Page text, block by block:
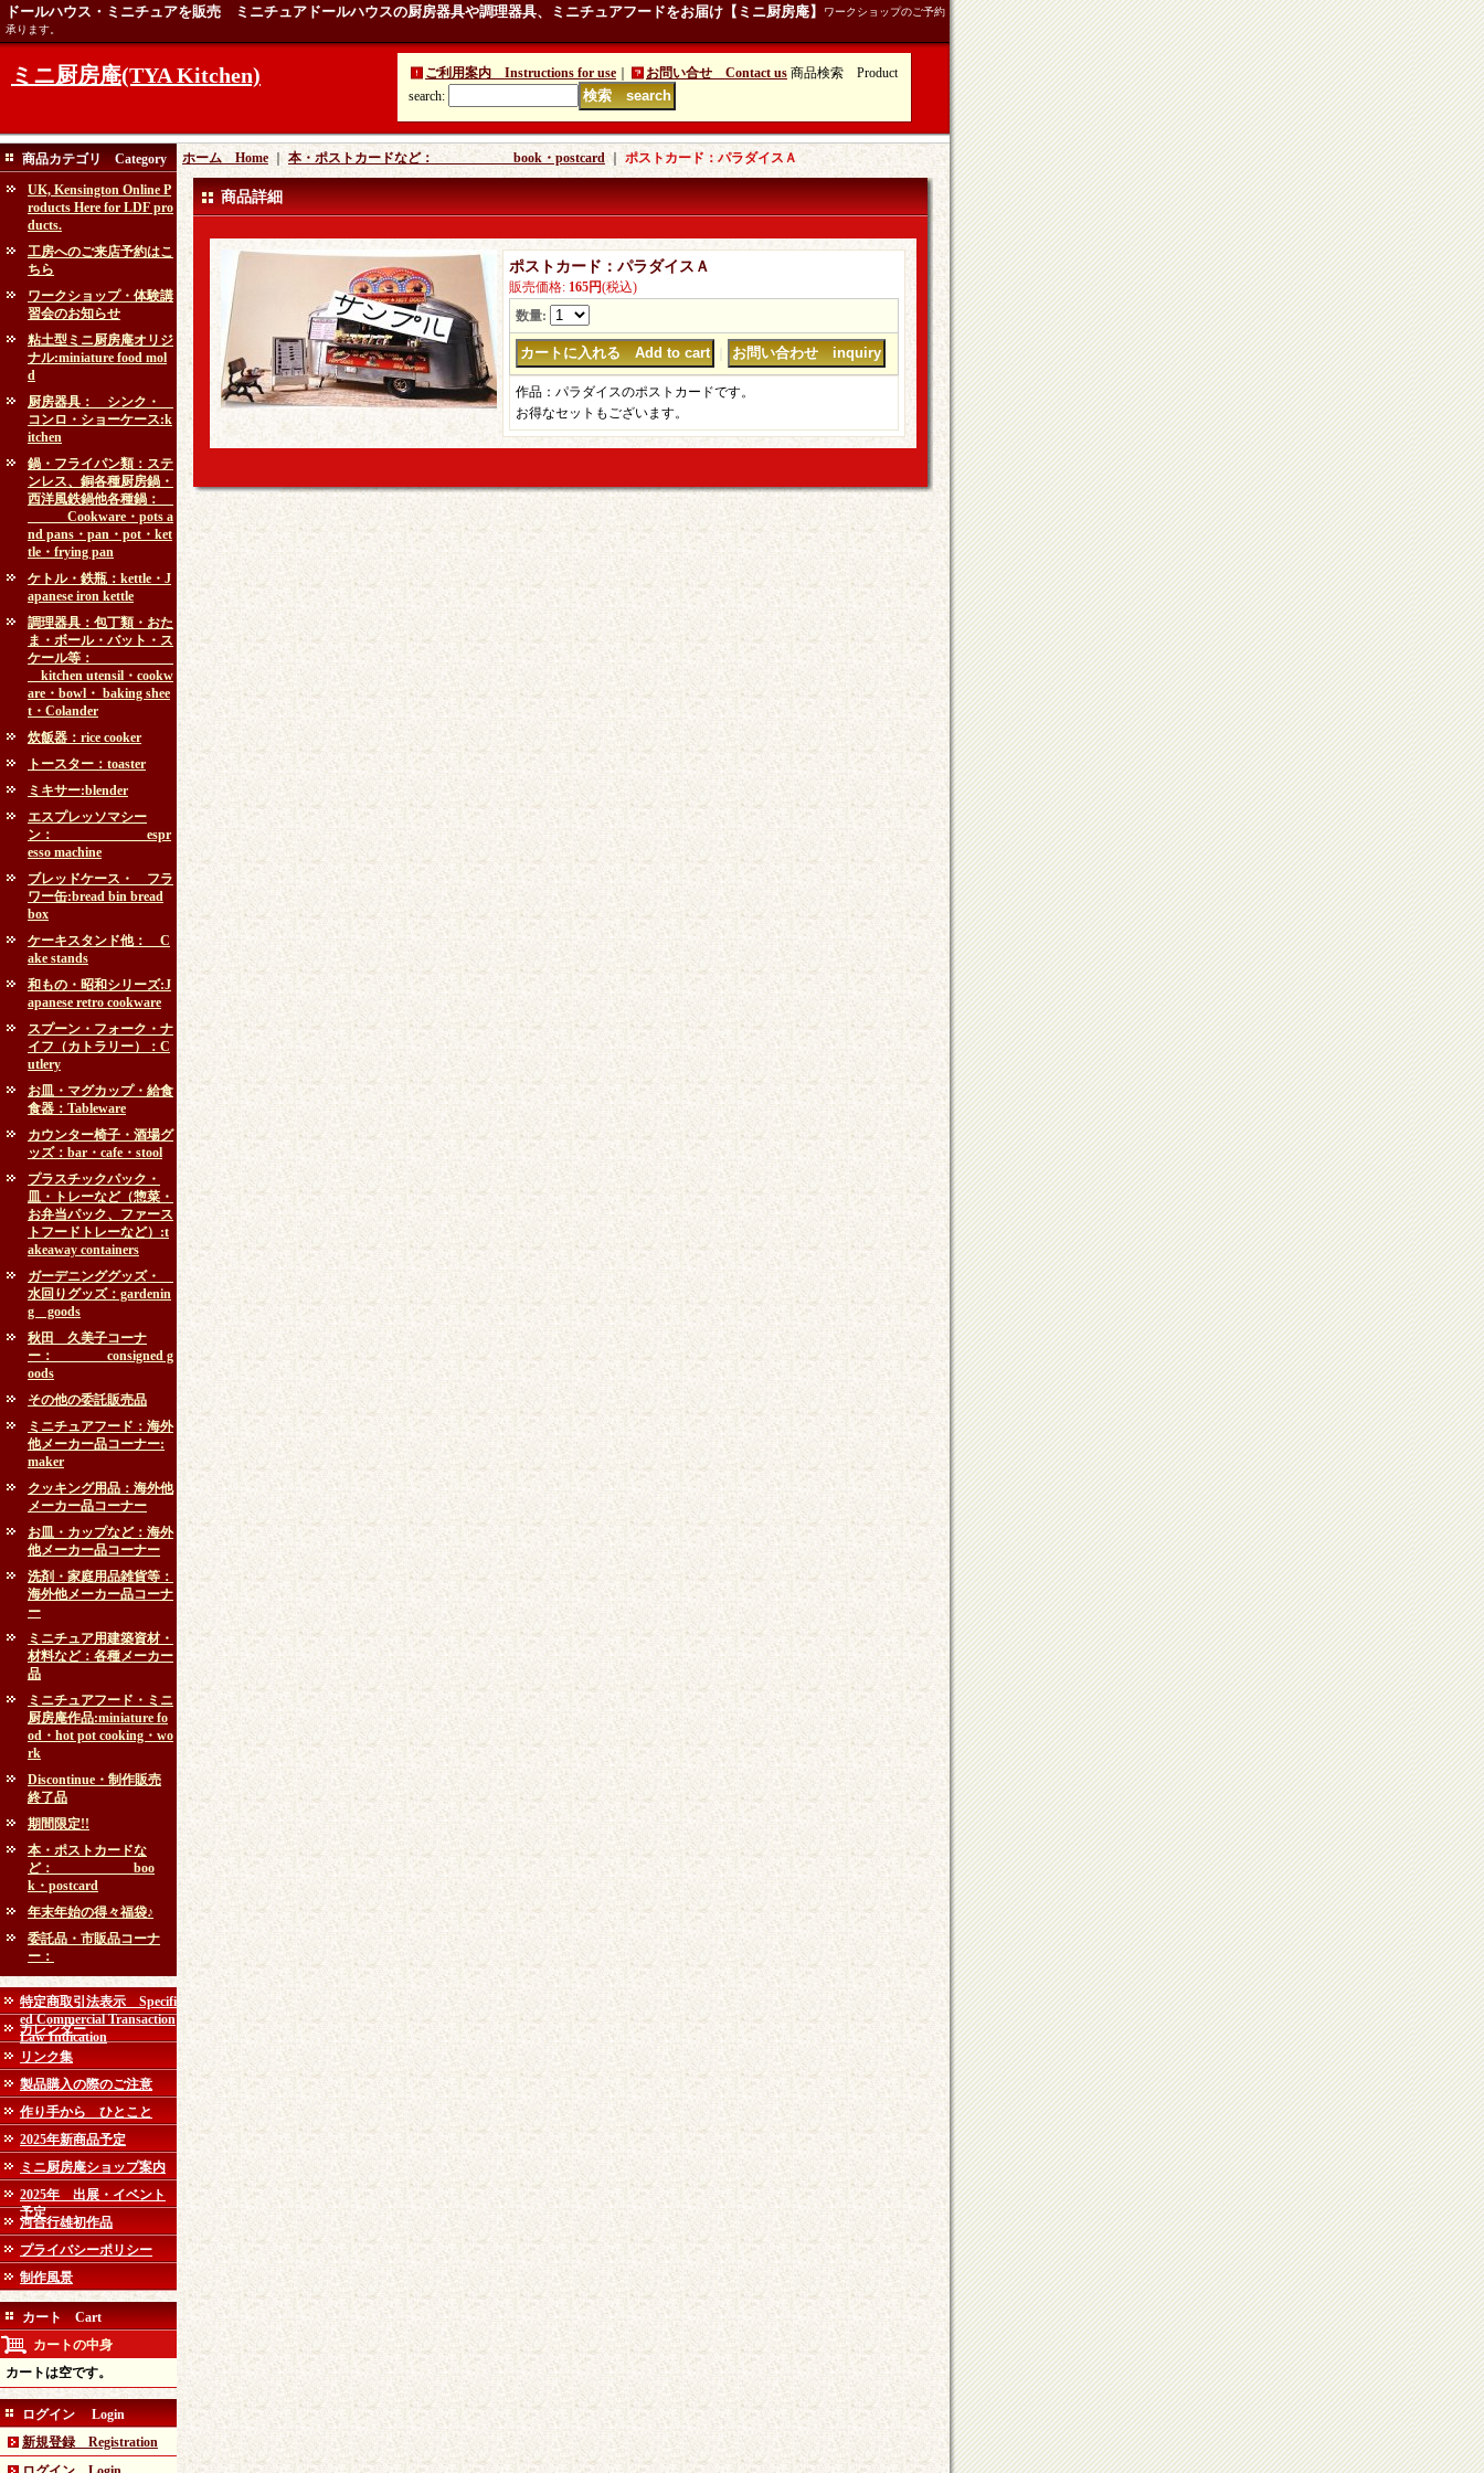
ドールハウス・ミニチュアを販売 ミニチュアドールハウスの厨房器具や調理器具、ミニチュアフードをお届け【ミニ厨房庵】
ワークショップのご予約
承ります。
ミニ厨房庵(TYA Kitchen) ご利用案内 Instructions for use お問い合せ Contact us 商品検索 Product
search:
商品カテゴリ Category
UK, Kensington Online P
roducts Here for LDF pro
ducts.
工房へのご来店予約はこ
ちら
ワークショップ・体験講
習会のお知らせ
粘土型ミニ厨房庵オリジ
ナル:miniature food mol
d
厨房器具： シンク・
コンロ・ショーケース:k
itchen
鍋・フライパン類：ステ
ンレス、銅各種厨房鍋・
西洋風鉄鍋他各種鍋：
Cookware・pots a
nd pans・pan・pot・ket
tle・frying pan
ケトル・鉄瓶：kettle・J
apanese iron kettle
調理器具：包丁類・おた
ま・ボール・バット・ス
ケール等：
kitchen utensil・cookw
are・bowl・ baking shee
t・Colander
炊飯器：rice cooker
トースター：toaster
ミキサー:blender
エスプレッソマシー
ン： espr
esso machine
ブレッドケース・ フラ
ワー缶:bread bin bread
box
ケーキスタンド他： C
ake stands
和もの・昭和シリーズ:J
apanese retro cookware
スプーン・フォーク・ナ
イフ（カトラリー）：C
utlery
お皿・マグカップ・給食
食器：Tableware
カウンター椅子・酒場グ
ッズ：bar・cafe・stool
プラスチックパック・
皿・トレーなど（惣菜・
お弁当パック、ファース
トフードトレーなど）:t
akeaway containers
ガーデニンググッズ・
水回りグッズ：gardenin
g goods
秋田 久美子コーナ
ー： consigned g
oods
その他の委託販売品
ミニチュアフード：海外
他メーカー品コーナー:
maker
クッキング用品：海外他
メーカー品コーナー
お皿・カップなど：海外
他メーカー品コーナー
洗剤・家庭用品雑貨等：
海外他メーカー品コーナ
ー
ミニチュア用建築資材・
材料など：各種メーカー
品
ミニチュアフード・ミニ
厨房庵作品:miniature fo
od・hot pot cooking・wo
rk
Discontinue・制作販売
終了品
期間限定!!
本・ポストカードな
ど： boo
k・postcard
年末年始の得々福袋♪
委託品・市販品コーナ
ー：
特定商取引法表示 Specifi
ed Commercial Transaction
Law Indication
カレンダー
リンク集
製品購入の際のご注意
作り手から ひとこと
2025年新商品予定
ミニ厨房庵ショップ案内
2025年 出展・イベント
予定
河合行雄初作品
プライバシーポリシー
制作風景
カート Cart
カートの中身
カートは空です。
ログイン Login
新規登録 Registration
ホーム Home 本・ポストカードなど： book・postcard ｜ ポストカード：パラダイスＡ
商品詳細
ポストカード：パラダイスＡ
販売価格: 165円(税込)
数量:
作品：パラダイスのポストカードです。
お得なセットもございます。